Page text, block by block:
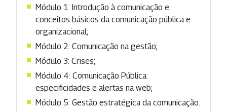
Módulo 1: Introdução à comunicação e
conceitos básicos da comunicação pública e
organizacional;
Módulo 2: Comunicação na gestão;
Módulo 3: Crises;
Módulo 4: Comunicação Pública:
especificidades e alertas na web;
Módulo 5: Gestão estratégica da comunicação.